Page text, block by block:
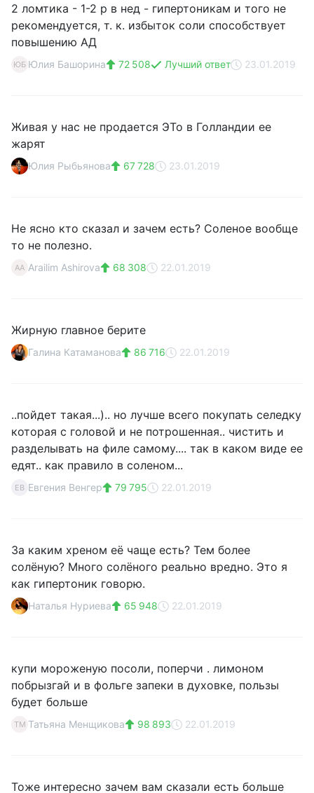
2 ломтика - 1-2 р в нед - гипертоникам и того не
рекомендуется, т. к. избыток соли способствует
повышению АД
ЮБ Юлия Башорина 72 508 Лучший ответ 23.01.2019
Живая у нас не продается ЭТо в Голландии ее
жарят
Юлия Рыбьянова 67 728 23.01.2019
Не ясно кто сказал и зачем есть? Соленое вообще
то не полезно.
AA Arailim Ashirova 68 308 22.01.2019
Жирную главное берите
Галина Катаманова 86 716 22.01.2019
..пойдет такая...).. но лучше всего покупать селедку
которая с головой и не потрошенная.. чистить и
разделывать на филе самому.... так в каком виде ее
едят.. как правило в соленом...
ЕВ Евгения Венгер 79 795 22.01.2019
За каким хреном её чаще есть? Тем более
солёную? Много солёного реально вредно. Это я
как гипертоник говорю.
Наталья Нуриева 65 948 22.01.2019
купи мороженую посоли, поперчи . лимоном
побрызгай и в фольге запеки в духовке, пользы
будет больше
ТМ Татьяна Менщикова 98 893 22.01.2019
Тоже интересно зачем вам сказали есть больше